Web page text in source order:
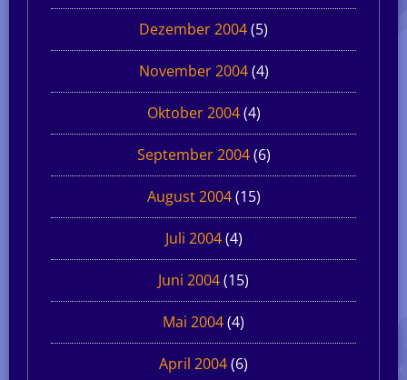
Dezember 2004(5)
November 2004(4)
Oktober 2004(4)
September 2004(6)
August 2004(15)
Juli 2004(4)
Juni 2004(15)
Mai 2004(4)
April 2004(6)